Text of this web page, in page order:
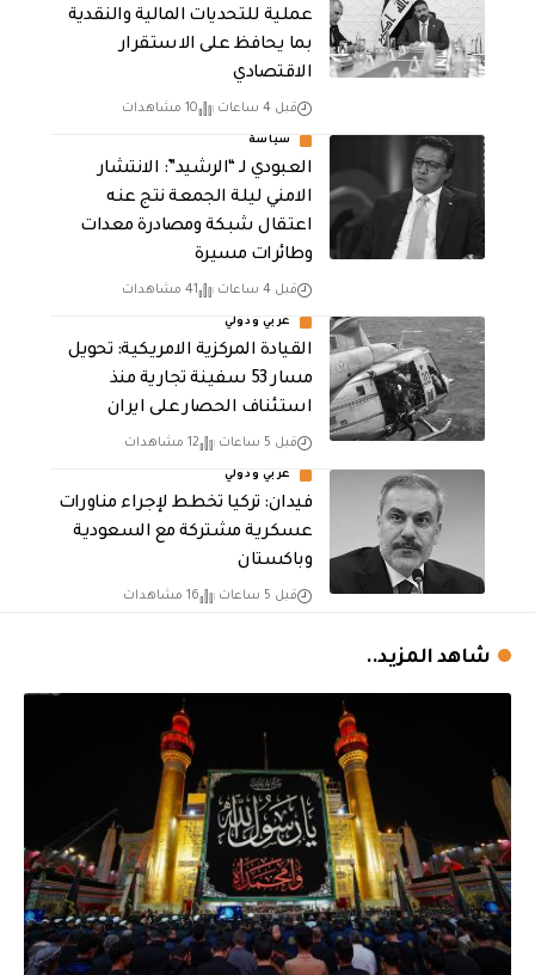
عملية للتحديات المالية والنقدية
بما يحافظ على الاستقرار
الاقتصادي
قبل 4 ساعات 10 مشاهدات
سياسة
العبودي لـ “الرشيد”: الانتشار
الامني ليلة الجمعة نتج عنه
اعتقال شبكة ومصادرة معدات
وطائرات مسيرة
قبل 4 ساعات 41 مشاهدات
عربي ودولي
القيادة المركزية الامريكية: تحويل
مسار 53 سفينة تجارية منذ
استئناف الحصار على ايران
قبل 5 ساعات 12 مشاهدات
عربي ودولي
فيدان: تركيا تخطط لإجراء مناورات
عسكرية مشتركة مع السعودية
وباكستان
قبل 5 ساعات 16 مشاهدات
شاهد المزيد..